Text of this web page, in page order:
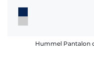
Hummel Pantalon